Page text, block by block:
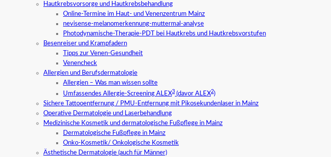
Hautkrebsvorsorge und Hautkrebsbehandlung
Online-Termine im Haut- und Venenzentrum Mainz
nevisense-melanomerkennung-muttermal-analyse
Photodynamische-Therapie-PDT bei Hautkrebs und Hautkrebsvorstufen
Besenreiser und Krampfadern
Tipps zur Venen-Gesundheit
Venencheck
Allergien und Berufsdermatologie
Allergien – Was man wissen sollte
Umfassendes Allergie-Screening ALEX3 (davor ALEX2)
Sichere Tattooentfernung / PMU-Entfernung mit Pikosekundenlaser in Mainz
Operative Dermatologie und Laserbehandlung
Medizinische Kosmetik und dermatologische Fußpflege in Mainz
Dermatologische Fußpflege in Mainz
Onko-Kosmetik/ Onkologische Kosmetik
Ästhetische Dermatologie (auch für Männer)